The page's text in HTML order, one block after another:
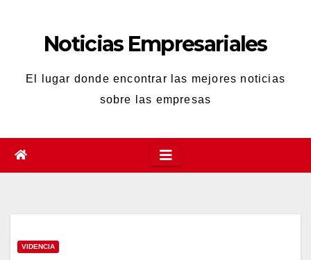
contenidoNoticias Empresariales
El lugar donde encontrar las mejores noticias
sobre las empresas
VIDENCIA